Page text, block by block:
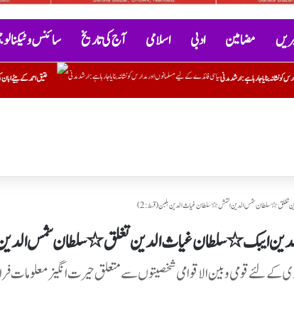
مضامین ادبی اسلامی آج کی تاریخ سائنس و
عتیق احمد کے بیٹے ابان کی جھانسی میں سڑک حادثے میں موت
سلطان شمس الدین التمش٭ سلطان غیاث الدین بلبن ( قسط : 2)
ایبک٭سلطان غیاث الدین تغلق٭ سلطان شمس الدین
کے لئے قومی و بین الاقوامی شخصیتوں سے متعلق حیرت انگیز معلومات